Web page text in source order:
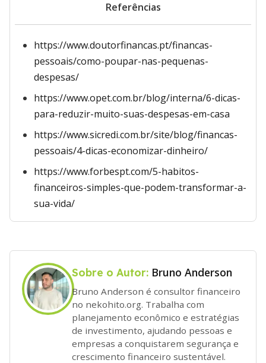
Referências
https://www.doutorfinancas.pt/financas-
pessoais/como-poupar-nas-pequenas-
despesas/
https://www.opet.com.br/blog/interna/6-dicas-
para-reduzir-muito-suas-despesas-em-casa
https://www.sicredi.com.br/site/blog/financas-
pessoais/4-dicas-economizar-dinheiro/
https://www.forbespt.com/5-habitos-
financeiros-simples-que-podem-transformar-a-
sua-vida/
Sobre o Autor: Bruno Anderson
Bruno Anderson é consultor financeiro
no nekohito.org. Trabalha com
planejamento econômico e estratégias
de investimento, ajudando pessoas e
empresas a conquistarem segurança e
crescimento financeiro sustentável.